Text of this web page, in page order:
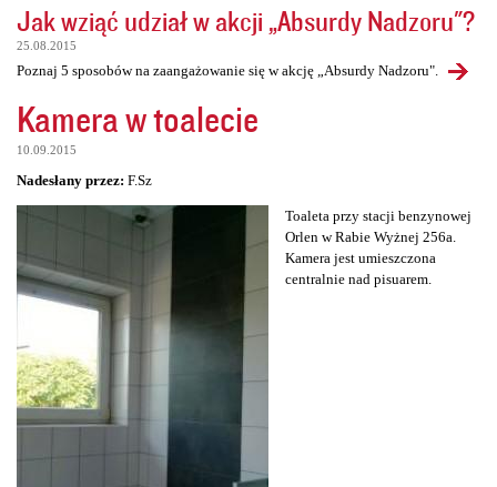
Jak wziąć udział w akcji „Absurdy Nadzoru"?
25.08.2015
Poznaj 5 sposobów na zaangażowanie się w akcję „Absurdy Nadzoru".
Kamera w toalecie
10.09.2015
Nadesłany przez: F.Sz
Toaleta przy stacji benzynowej
Orlen w Rabie Wyżnej 256a.
Kamera jest umieszczona
centralnie nad pisuarem.